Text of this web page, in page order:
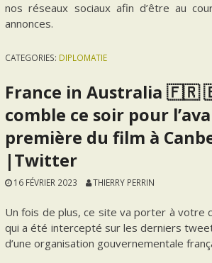
nos réseaux sociaux afin d’être au
annonces.
CATEGORIES: DIPLOMATIE
France in Australia 🇫🇷
comble ce soir pour
première du film à
|Twitter
16 FÉVRIER 2023 THIERRY PERRIN
Un fois de plus, ce site va porter à votre
qui a été intercepté sur les derniers
d’une organisation gouvernementale